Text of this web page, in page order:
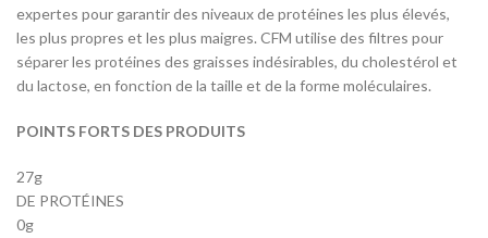
expertes pour garantir des niveaux de protéines les plus élevés,
les plus propres et les plus maigres. CFM utilise des filtres pour
séparer les protéines des graisses indésirables, du cholestérol et
du lactose, en fonction de la taille et de la forme moléculaires.
POINTS FORTS DES PRODUITS
27g
DE PROTÉINES
0g